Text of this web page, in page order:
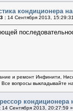
кондиционера
: 14 Сентября 2013,
и ремонт Инфинити,
Все вопросы выкладывайте
кондиционера
14 Сентября 2013, 20:27:59 »